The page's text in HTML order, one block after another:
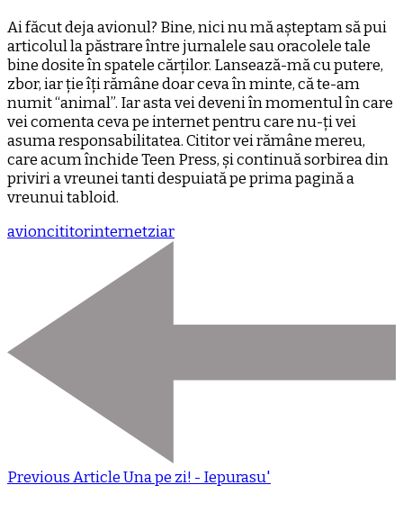
Ai făcut deja avionul? Bine, nici nu mă așteptam să pui
articolul la păstrare între jurnalele sau oracolele tale
bine dosite în spatele cărților. Lansează-mă cu putere,
zbor, iar ție îți rămâne doar ceva în minte, că te-am
numit “animal”. Iar asta vei deveni în momentul în care
vei comenta ceva pe internet pentru care nu-ți vei
asuma responsabilitatea. Cititor vei rămâne mereu,
care acum închide Teen Press, și continuă sorbirea din
priviri a vreunei tanti despuiată pe prima pagină a
vreunui tabloid.
avioncititorinternetziar
Previous ArticleUna pe zi! - Iepurasu'